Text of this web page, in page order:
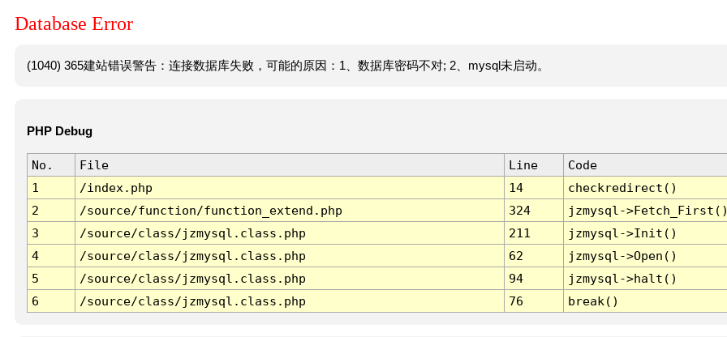
Database Error
(1040) 365建站错误警告：连接数据库失败，可能的原因：1、数据库密码不对; 2、mysql未启动。
PHP Debug
No. File Line
Code
1
/index.php 14
checkredirect()
2
/source/function/function_extend.php 324
jzmysql-
3
/source/class/jzmysql.class.php 211
jzmysql->Init()
4
/source/class/jzmysql.class.php 62
jzmysql->Open()
5
/source/class/jzmysql.class.php 94
jzmysql->halt()
6
/source/class/jzmysql.class.php 76 break()